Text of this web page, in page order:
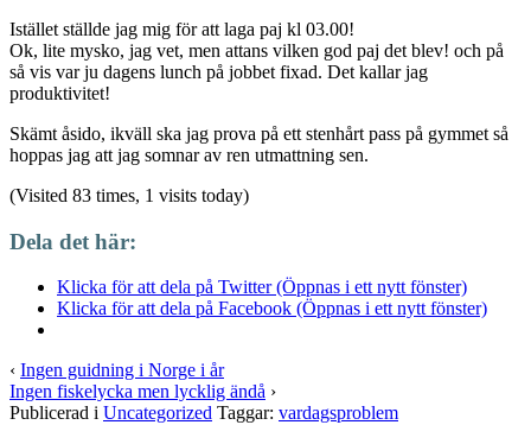
Istället ställde jag mig för att laga paj kl 03.00!
Ok, lite mysko, jag vet, men attans vilken god paj det blev! och på
så vis var ju dagens lunch på jobbet fixad. Det kallar jag
produktivitet!
Skämt åsido, ikväll ska jag prova på ett stenhårt pass på gymmet så
hoppas jag att jag somnar av ren utmattning sen.
(Visited 83 times, 1 visits today)
Dela det här:
Klicka för att dela på Twitter (Öppnas i ett nytt fönster)
Klicka för att dela på Facebook (Öppnas i ett nytt fönster)
‹ Ingen guidning i Norge i år
Ingen fiskelycka men lycklig ändå ›
Publicerad i Uncategorized Taggar: vardagsproblem